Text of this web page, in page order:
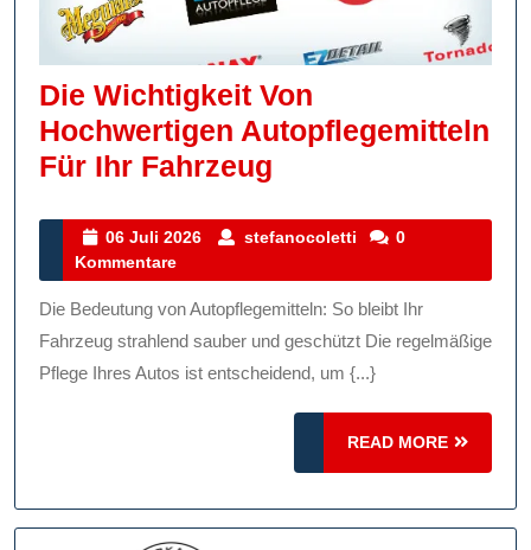
Die Wichtigkeit Von
Hochwertigen Autopflegemitteln
Für Ihr Fahrzeug
Von
Autopflegemitteln
Für
Ihr
Fahrzeug
06 Juli 2026
06
2026
stefanocoletti stefanocoletti
0
Kommentare
Die Bedeutung von Autopflegemitteln: So bleibt Ihr
Fahrzeug strahlend sauber und geschützt Die regelmäßige
Pflege Ihres Autos ist entscheidend, um {...}
READ MORE
READ
MORE